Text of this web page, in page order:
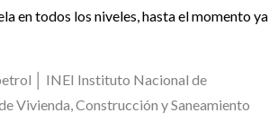
en todos los niveles, hasta el momento ya
│ INEI Instituto Nacional de
Vivienda, Construcción y Saneamiento